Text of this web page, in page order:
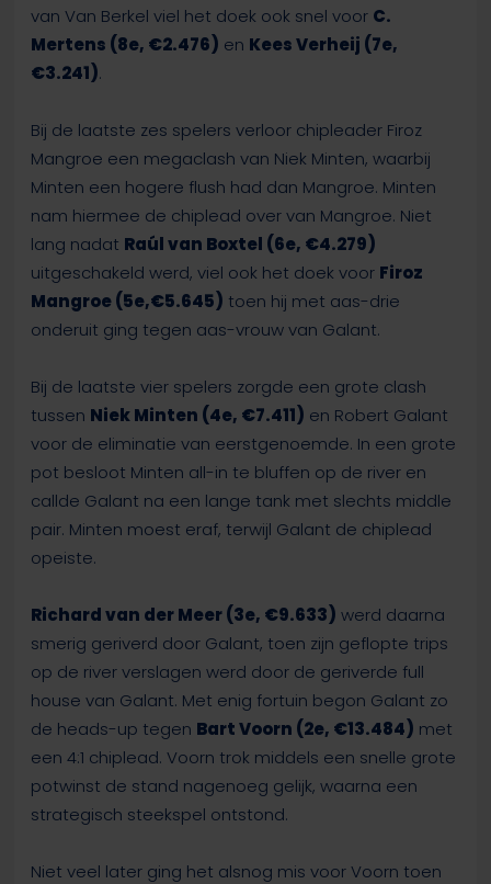
van Van Berkel viel het doek ook snel voor C.
Mertens (8e, €2.476) en Kees Verheij (7e,
€3.241).
Bij de laatste zes spelers verloor chipleader Firoz
Mangroe een megaclash van Niek Minten, waarbij
Minten een hogere flush had dan Mangroe. Minten
nam hiermee de chiplead over van Mangroe. Niet
lang nadat Raúl van Boxtel (6e, €4.279)
uitgeschakeld werd, viel ook het doek voor Firoz
Mangroe (5e,€5.645) toen hij met aas-drie
onderuit ging tegen aas-vrouw van Galant.
Bij de laatste vier spelers zorgde een grote clash
tussen Niek Minten (4e, €7.411) en Robert Galant
voor de eliminatie van eerstgenoemde. In een grote
pot besloot Minten all-in te bluffen op de river en
callde Galant na een lange tank met slechts middle
pair. Minten moest eraf, terwijl Galant de chiplead
opeiste.
Richard van der Meer (3e, €9.633) werd daarna
smerig geriverd door Galant, toen zijn geflopte trips
op de river verslagen werd door de geriverde full
house van Galant. Met enig fortuin begon Galant zo
de heads-up tegen Bart Voorn (2e, €13.484) met
een 4:1 chiplead. Voorn trok middels een snelle grote
potwinst de stand nagenoeg gelijk, waarna een
strategisch steekspel ontstond.
Niet veel later ging het alsnog mis voor Voorn toen